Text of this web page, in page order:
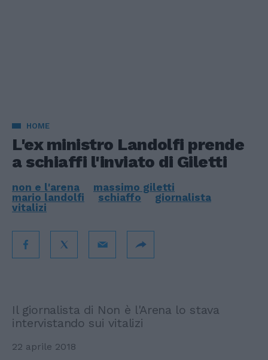
HOME
L'ex ministro Landolfi prende
a schiaffi l'inviato di Giletti
non e l'arena
massimo giletti
mario landolfi
schiaffo
giornalista
vitalizi
Il giornalista di Non è l'Arena lo stava
intervistando sui vitalizi
22 aprile 2018